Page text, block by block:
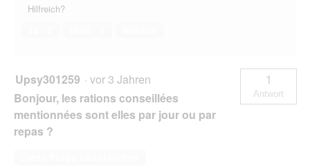
Hilfreich?
Upsy301259 · vor 3 Jahren
Bonjour, les rations conseillées
mentionnées sont elles par jour ou par
repas ?
1
Antwort